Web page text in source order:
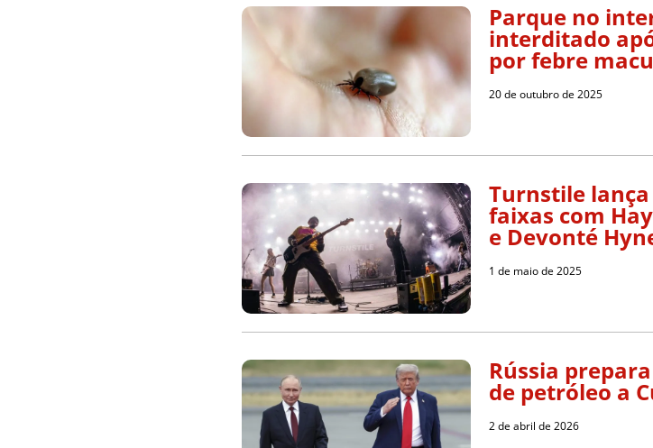
Parque no
interditado
por febre
20 de outubro de 2025
Turnstile
faixas com
e Devonté
1 de maio de 2025
Rússia
de petróleo a
2 de abril de 2026